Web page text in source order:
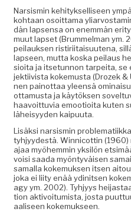
Nar­sis­min kehi­tyk­sel­liseen
kohtaan osoit­ta­ma
dän lapsen­sa on enem­män
muut lapset (Brum­mel­man ym.
peilauk­sen ris­tiri­itaisuute­na,
lapseen, mut­ta kos­ka peilaus
sioi­ta ja itse­tun­non tarpei­ta,
jek­ti­ivista koke­mus­ta (Drozek
nen pain­ot­taa yleen­sä
ot­ta­mus­ta ja käytök­sen
haavoit­tuvia emootioi­ta kuten
läheisyy­den kaipuuta.
Lisäk­si nar­sis­min
tyhjyy­destä. Win­ni­cot­tin (1960)
ajaa myöhem­min yksilön
voisi saa­da myön­tyväisen
samal­la koke­muk­sen itsen
joka ei liity enää ydinit­sen
agy ym. 2002). Tyhjyys
tion aktivoitu­mista, jos­ta
aaliseen kokemukseen.